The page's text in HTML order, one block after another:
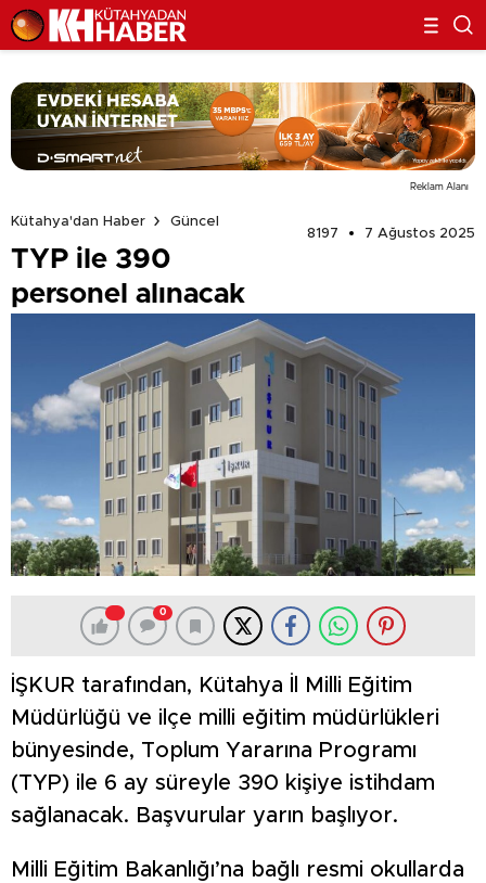
Reklam Alanı
Kütahya'dan Haber
Güncel
8197
7 Ağustos 2025
TYP ile 390
personel alınacak
0
İŞKUR tarafından, Kütahya İl Milli Eğitim
Müdürlüğü ve ilçe milli eğitim müdürlükleri
bünyesinde, Toplum Yararına Programı
(TYP) ile 6 ay süreyle 390 kişiye istihdam
sağlanacak. Başvurular yarın başlıyor.
Milli Eğitim Bakanlığı’na bağlı resmi okullarda